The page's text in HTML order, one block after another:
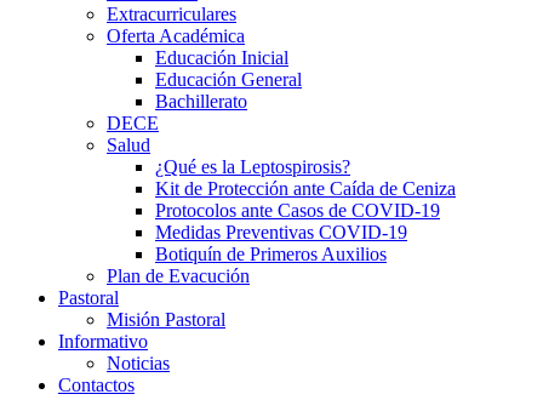
Extracurriculares
Oferta Académica
Educación Inicial
Educación General
Bachillerato
DECE
Salud
¿Qué es la Leptospirosis?
Kit de Protección ante Caída de Ceniza
Protocolos ante Casos de COVID-19
Medidas Preventivas COVID-19
Botiquín de Primeros Auxilios
Plan de Evacución
Pastoral
Misión Pastoral
Informativo
Noticias
Contactos